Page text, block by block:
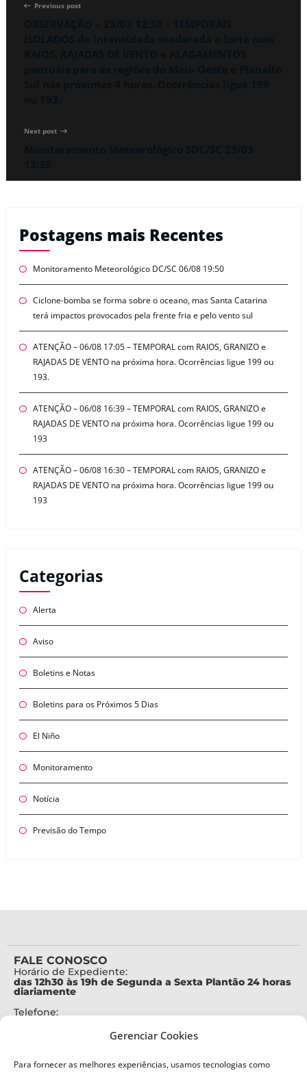
Gerenciar Cookies
Para fornecer as melhores experiências, usamos tecnologias como
Previous post
Next post
Postagens mais Recentes
Monitoramento Meteorológico DC/SC 06/08 19:50
Ciclone-bomba se forma sobre o oceano, mas Santa Catarina
terá impactos provocados pela frente fria e pelo vento sul
ATENÇÃO – 06/08 17:05 – TEMPORAL com RAIOS, GRANIZO e
RAJADAS DE VENTO na próxima hora. Ocorrências ligue 199 ou
193.
ATENÇÃO – 06/08 16:39 – TEMPORAL com RAIOS, GRANIZO e
RAJADAS DE VENTO na próxima hora. Ocorrências ligue 199 ou
193
ATENÇÃO – 06/08 16:30 – TEMPORAL com RAIOS, GRANIZO e
RAJADAS DE VENTO na próxima hora. Ocorrências ligue 199 ou
193
Categorias
Alerta
Aviso
Boletins e Notas
Boletins para os Próximos 5 Dias
El Niño
Monitoramento
Notícia
Previsão do Tempo
FALE CONOSCO
Horário de Expediente:
das 12h30 às 19h de Segunda a Sexta Plantão 24 horas
diariamente
Telefone: